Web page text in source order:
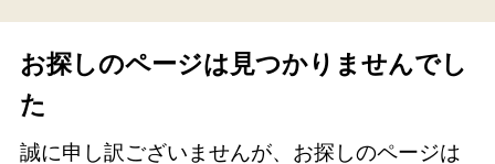
お探しのページは見つかりませんでし
た
誠に申し訳ございませんが、お探しのページは